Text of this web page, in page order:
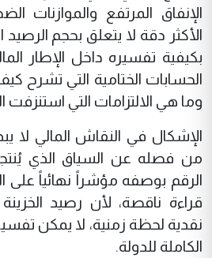
الإنفاق المرتفع والموازنات
الأكثر دقة لا يتعلق بحجم الرصيد
بكيفية تفسيره داخل الإطار
الحسابات الختامية التي تشرح
وما هي الالتزامات التي استنزفت
الإشكال في النقاش المالي لا
من فصله عن السياق الذي
الرقم بوصفه مؤشراً نهائياً على
قراءة ناقصة، لأن رصيد
نقدية لحظة زمنية، لا يمكن
الكاملة للدولة.